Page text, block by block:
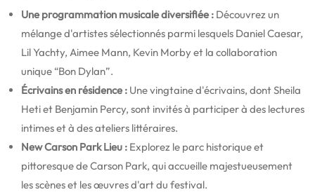
Une programmation musicale diversifiée : Découvrez un
mélange d'artistes sélectionnés parmi lesquels Daniel Caesar,
Lil Yachty, Aimee Mann, Kevin Morby et la collaboration
unique “Bon Dylan”.
Écrivains en résidence : Une vingtaine d'écrivains, dont Sheila
Heti et Benjamin Percy, sont invités à participer à des lectures
intimes et à des ateliers littéraires.
New Carson Park Lieu : Explorez le parc historique et
pittoresque de Carson Park, qui accueille majestueusement
les scènes et les œuvres d'art du festival.